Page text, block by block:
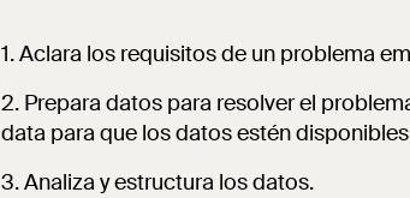
1. Aclara los requisitos de un problema
2. Prepara datos para resolver el
data para que los datos estén
3. Analiza y estructura los datos.